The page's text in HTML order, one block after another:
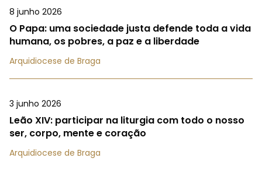
8 junho 2026
O Papa: uma sociedade justa defende toda a vida
humana, os pobres, a paz e a liberdade
Arquidiocese de Braga
3 junho 2026
Leão XIV: participar na liturgia com todo o nosso
ser, corpo, mente e coração
Arquidiocese de Braga